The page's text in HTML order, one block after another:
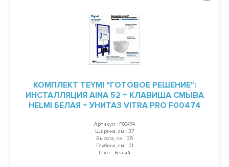
КОМПЛЕКТ TEYMI "ГОТОВОЕ РЕШЕНИЕ":
ИНСТАЛЛЯЦИЯ AINA 52 + КЛАВИША СМЫВА
HELMI БЕЛАЯ + УНИТАЗ VITRA PRO F00474
Артикул : F00474
Ширина, см : 37
Высота, см : 35
Глубина, см : 51
Цвет : Белый